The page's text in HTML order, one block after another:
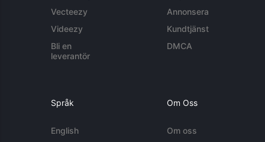
Vecteezy
Videezy
Bli en
leverantör
Annonsera
Kundtjänst
DMCA
Språk
English
Om Oss
Om oss